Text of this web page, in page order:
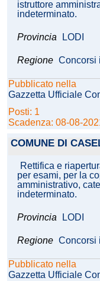
istruttore
indeterminato.
Provincia LODI
Regione Concorsi
Pubblicato nella
Gazzetta Ufficiale
Posti: 1
Scadenza: 08-08-
COMUNE DI
Rettifica e
per esami, per la
amministrativo,
indeterminato.
Provincia LODI
Regione Concorsi
Pubblicato nella
Gazzetta Ufficiale